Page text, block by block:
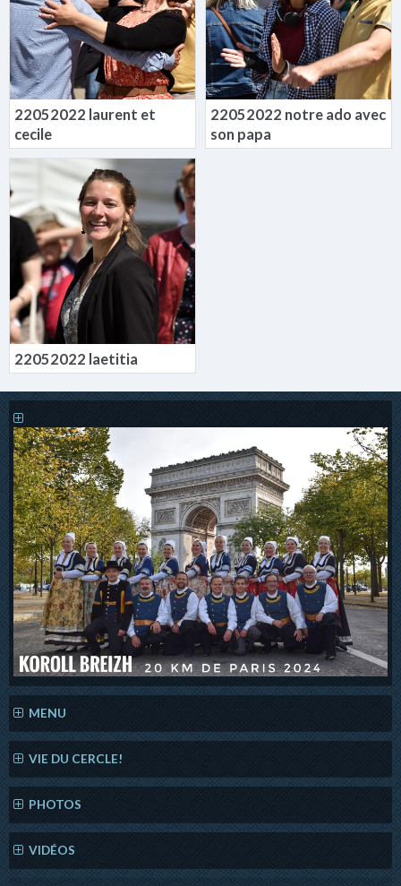
22052022 laurent et
cecile
22052022 notre ado avec
son papa
22052022 laetitia
MENU
VIE DU CERCLE!
PHOTOS
VIDÉOS